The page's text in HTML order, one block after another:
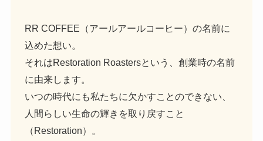
RR COFFEE（アールアールコーヒー）の名前に
込めた想い。
それはRestoration Roastersという、創業時の名前
に由来します。
いつの時代にも私たちに欠かすことのできない、
人間らしい生命の輝きを取り戻すこと
（Restoration）。